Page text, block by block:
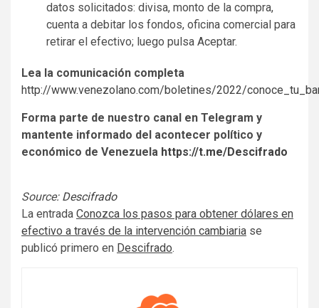
datos solicitados: divisa, monto de la compra,
cuenta a debitar los fondos, oficina comercial para
retirar el efectivo; luego pulsa Aceptar.
Lea la comunicación completa
http://www.venezolano.com/boletines/2022/
Forma parte de nuestro canal en Telegram y
mantente informado del acontecer político y
económico de Venezuela https://t.me/Descifrado
Source: Descifrado
La entrada Conozca los pasos para obtener dólares en
efectivo a través de la intervención cambiaria se
publicó primero en Descifrado.